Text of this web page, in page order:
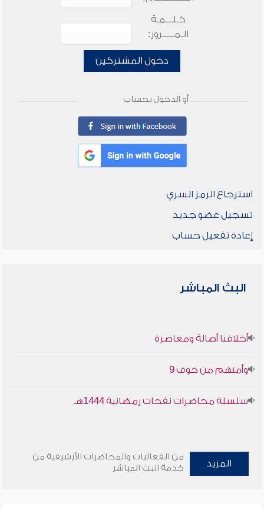
كـلـــمـة
الـمـــــرور:
دخول المشتركين
أو الدخول بحساب
استرجاع الرمز السري
تسجيل عضو جديد
إعادة تفعيل حساب
البث المباشر
أخلاقنا أصالة ومعاصرة
وأمنهم من خوف 9
سلسلة محاضرات نفحات رمضانية 1444هـ
المزيد
من الفعاليات والمحاضرات الأرشيفية من
خدمة البث المباشر